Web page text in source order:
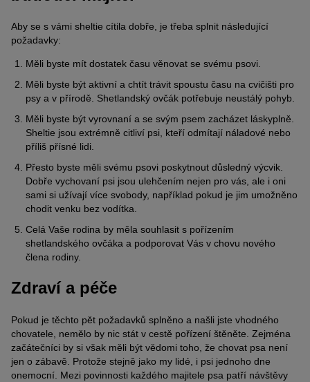
Aby se s vámi sheltie cítila dobře, je třeba splnit následující
požadavky:
Měli byste mít dostatek času věnovat se svému psovi.
Měli byste být aktivní a chtít trávit spoustu času na cvičišti pro
psy a v přírodě. Shetlandský ovčák potřebuje neustálý pohyb.
Měli byste být vyrovnaní a se svým psem zacházet láskyplně.
Sheltie jsou extrémně citliví psi, kteří odmítají náladové nebo
příliš přísné lidi.
Přesto byste měli svému psovi poskytnout důsledný výcvik.
Dobře vychovaní psi jsou ulehčením nejen pro vás, ale i oni
sami si užívají více svobody, například pokud je jim umožněno
chodit venku bez vodítka.
Celá Vaše rodina by měla souhlasit s pořízením
shetlandského ovčáka a podporovat Vás v chovu nového
člena rodiny.
Zdraví a péče
Pokud je těchto pět požadavků splněno a našli jste vhodného
chovatele, nemělo by nic stát v cestě pořízení štěněte. Zejména
začátečníci by si však měli být vědomi toho, že chovat psa není
jen o zábavě. Protože stejně jako my lidé, i psi jednoho dne
onemocní. Mezi povinnosti každého majitele psa patří návštěvy